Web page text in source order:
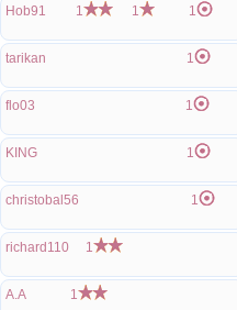
Hob91 1 1 1
tarikan 1
flo03 1
KING 1
christobal56 1
richard110 1
A.A 1